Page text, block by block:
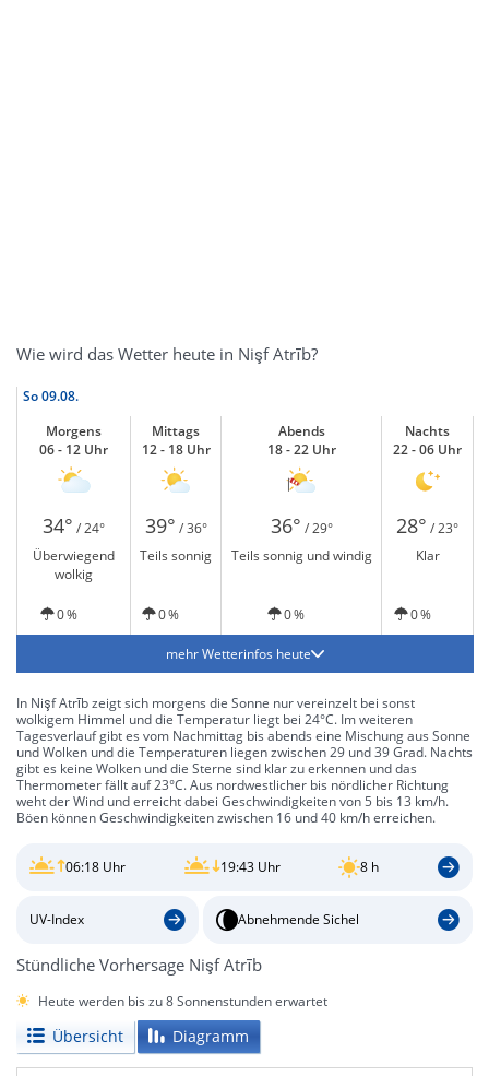
Wie wird das Wetter heute in Nişf Atrīb?
So09.08.
Morgens
06 - 12 Uhr
Mittags
12 - 18 Uhr
Abends
18 - 22 Uhr
Nachts
22 - 06 Uhr
34° / 24° 39° / 36° 36° / 29° 28° / 23°
Überwiegend
wolkig
Teils sonnig Teils sonnig und windig Klar
0 % 0 % 0 % 0 %
mehr Wetterinfos heute
In Nişf Atrīb zeigt sich morgens die Sonne nur vereinzelt bei sonst
wolkigem Himmel und die Temperatur liegt bei 24°C. Im weiteren
Tagesverlauf gibt es vom Nachmittag bis abends eine Mischung aus Sonne
und Wolken und die Temperaturen liegen zwischen 29 und 39 Grad. Nachts
gibt es keine Wolken und die Sterne sind klar zu erkennen und das
Thermometer fällt auf 23°C. Aus nordwestlicher bis nördlicher Richtung
weht der Wind und erreicht dabei Geschwindigkeiten von 5 bis 13 km/h.
Böen können Geschwindigkeiten zwischen 16 und 40 km/h erreichen.
06:18 Uhr 19:43 Uhr 8 h
UV-Index Abnehmende Sichel
Stündliche Vorhersage Nişf Atrīb
Heute werden bis zu 8 Sonnenstunden erwartet
Übersicht Diagramm